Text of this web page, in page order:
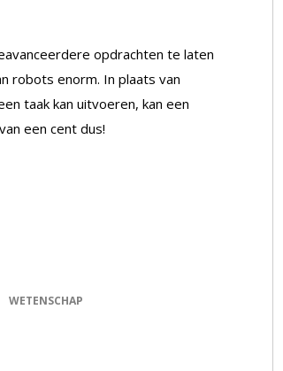
opdrachten te laten
robots enorm. In plaats van
taak kan uitvoeren, kan een
een cent dus!
WETENSCHAP